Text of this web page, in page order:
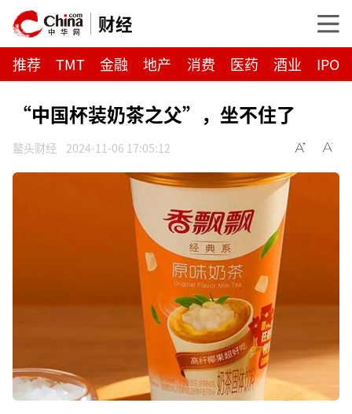
财经
推荐 TMT 金融 地产 消费 医药 酒业 IPO
“中国杯装奶茶之父”，坐不住了
鳌头财经 2024-11-06 17:05:12